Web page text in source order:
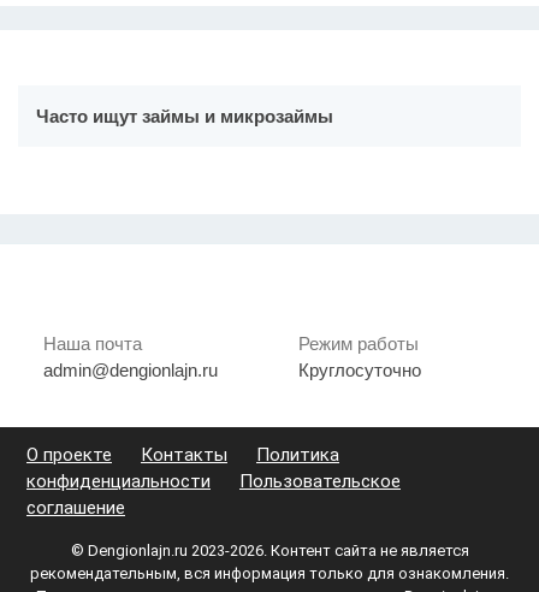
Часто ищут займы и микрозаймы
Наша почта
admin@dengionlajn.ru
Режим работы
Круглосуточно
О проекте Контакты
Политика
конфиденциальности
Пользовательское
соглашение
© Dengionlajn.ru 2023-2026. Контент сайта не является
рекомендательным, вся информация только для ознакомления.